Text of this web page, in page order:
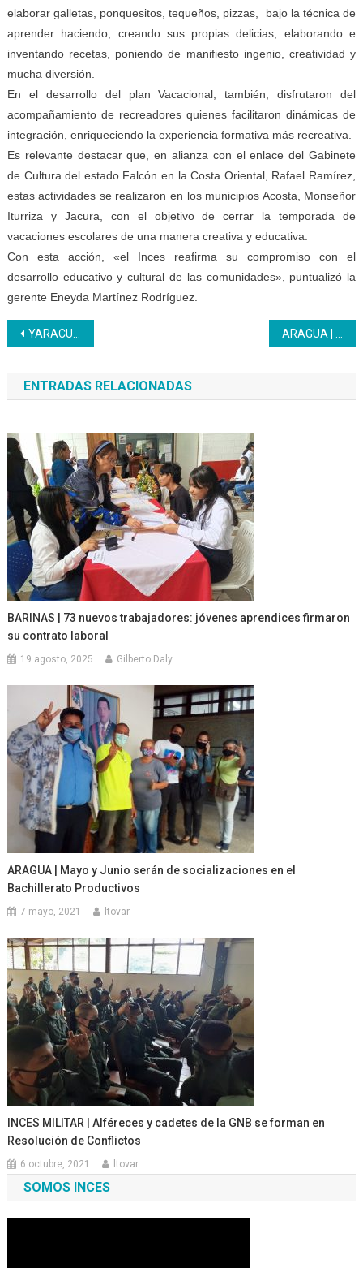
elaborar galletas, ponquesitos, tequeños, pizzas, bajo la técnica de
aprender haciendo, creando sus propias delicias, elaborando e
inventando recetas, poniendo de manifiesto ingenio, creatividad y
mucha diversión.
En el desarrollo del plan Vacacional, también, disfrutaron del
acompañamiento de recreadores quienes facilitaron dinámicas de
integración, enriqueciendo la experiencia formativa más recreativa.
Es relevante destacar que, en alianza con el enlace del Gabinete
de Cultura del estado Falcón en la Costa Oriental, Rafael Ramírez,
estas actividades se realizaron en los municipios Acosta, Monseñor
Iturriza y Jacura, con el objetivo de cerrar la temporada de
vacaciones escolares de una manera creativa y educativa.
Con esta acción, «el Inces reafirma su compromiso con el
desarrollo educativo y cultural de las comunidades», puntualizó la
gerente Eneyda Martínez Rodríguez.
Navegación
de
entradas
YARACUY | Aprendices de Asistente Administrativo de Empresa presentaron proyectos direccionados al marketing
ENTRADAS RELACIONADAS
BARINAS | 73 nuevos trabajadores: jóvenes aprendices firmaron
su contrato laboral
19 agosto, 2025 Gilberto Daly
ARAGUA | Mayo y Junio serán de socializaciones en el
Bachillerato Productivos
7 mayo, 2021 ltovar
INCES MILITAR | Alféreces y cadetes de la GNB se forman en
Resolución de Conflictos
6 octubre, 2021 ltovar
SOMOS INCES